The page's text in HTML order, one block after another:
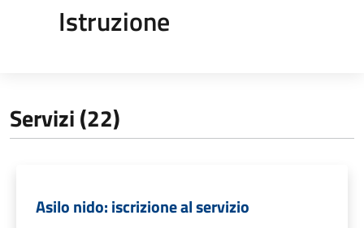
Istruzione
Servizi (22)
Asilo nido: iscrizione al servizio